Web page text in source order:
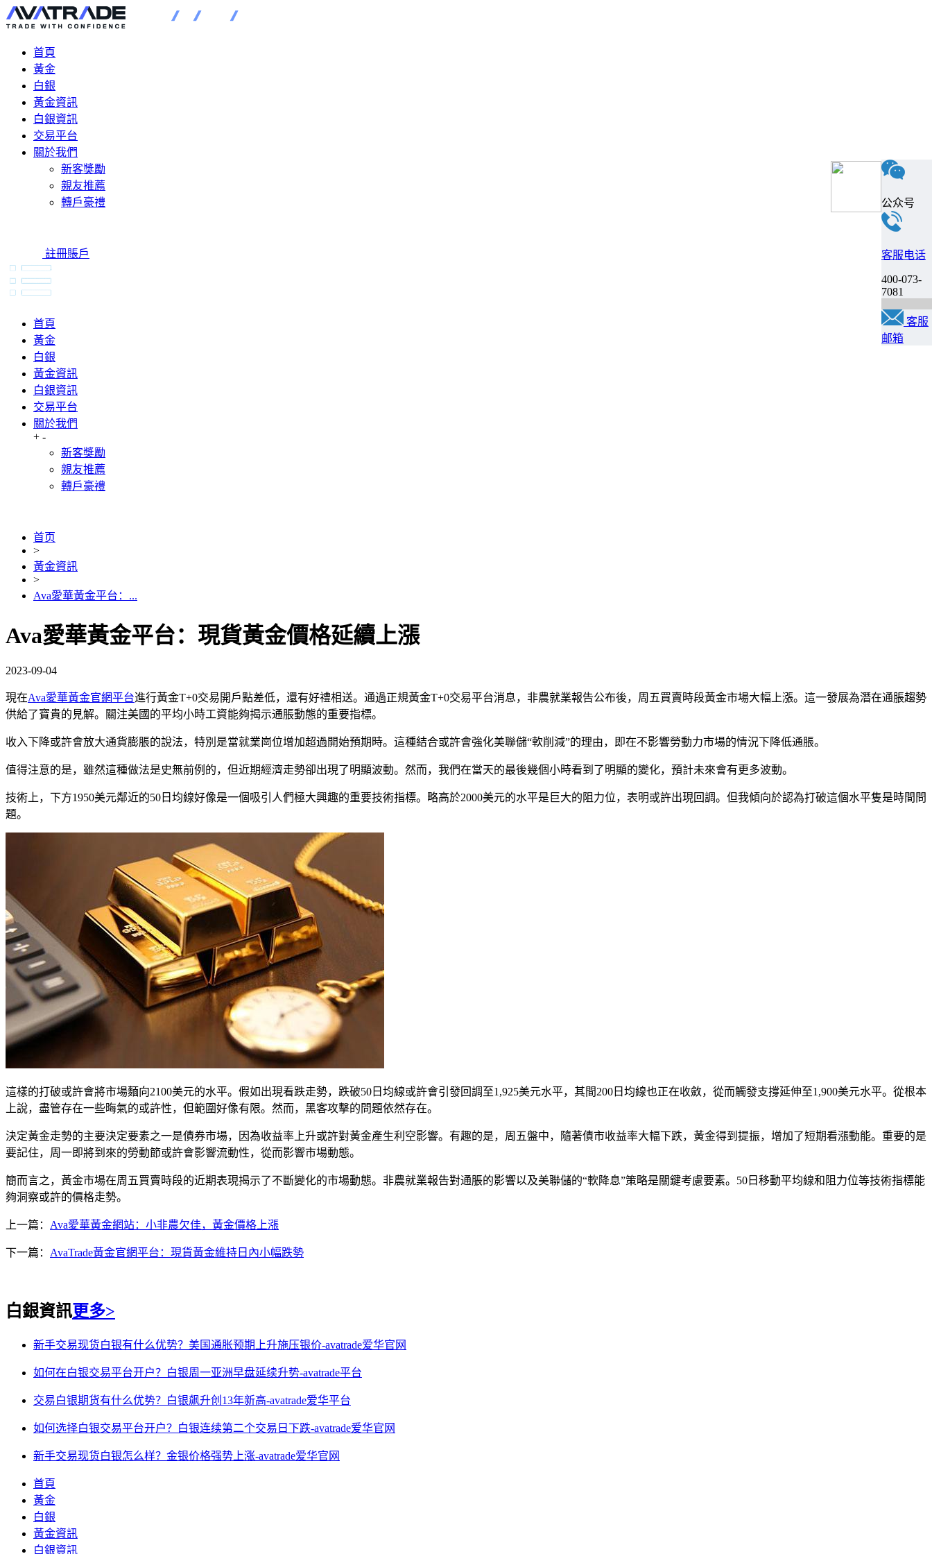
首頁
黃金
白銀
黃金資訊
白銀資訊
交易平台
關於我們
新客獎勵
親友推薦
轉戶豪禮
註冊賬戶
首頁
黃金
白銀
黃金資訊
白銀資訊
交易平台
關於我們
+ -
新客獎勵
親友推薦
轉戶豪禮
首页
>
黃金資訊
>
Ava愛華黃金平台：...
Ava愛華黃金平台：現貨黃金價格延續上漲
2023-09-04
現在Ava愛華黃金官網平台進行黃金T+0交易開戶點差低，還有好禮相送。通過正規黃金T+0交易平台消息，非農就業報告公布後，周五買賣時段黃金市場大幅上漲。這一發展為潛在通脹趨勢
供給了寶貴的見解。關注美國的平均小時工資能夠揭示通脹動態的重要指標。
收入下降或許會放大通貨膨脹的說法，特別是當就業崗位增加超過開始預期時。這種結合或許會強化美聯儲“軟削減”的理由，即在不影響勞動力市場的情況下降低通脹。
值得注意的是，雖然這種做法是史無前例的，但近期經濟走勢卻出現了明顯波動。然而，我們在當天的最後幾個小時看到了明顯的變化，預計未來會有更多波動。
技術上，下方1950美元鄰近的50日均線好像是一個吸引人們極大興趣的重要技術指標。略高於2000美元的水平是巨大的阻力位，表明或許出現回調。但我傾向於認為打破這個水平隻是時間問
題。
這樣的打破或許會將市場麵向2100美元的水平。假如出現看跌走勢，跌破50日均線或許會引發回調至1,925美元水平，其間200日均線也正在收斂，從而觸發支撐延伸至1,900美元水平。從根本
上說，盡管存在一些晦氣的或許性，但範圍好像有限。然而，黑客攻擊的問題依然存在。
決定黃金走勢的主要決定要素之一是債券市場，因為收益率上升或許對黃金產生利空影響。有趣的是，周五盤中，隨著債市收益率大幅下跌，黃金得到提振，增加了短期看漲動能。重要的是
要記住，周一即將到來的勞動節或許會影響流動性，從而影響市場動態。
簡而言之，黃金市場在周五買賣時段的近期表現揭示了不斷變化的市場動態。非農就業報告對通脹的影響以及美聯儲的“軟降息”策略是關鍵考慮要素。50日移動平均線和阻力位等技術指標能
夠洞察或許的價格走勢。
上一篇： Ava愛華黃金網站：小非農欠佳，黃金價格上漲
下一篇： AvaTrade黃金官網平台：現貨黃金維持日內小幅跌勢
白銀資訊更多>
新手交易现货白银有什么优势？美国通胀预期上升施压银价-avatrade爱华官网
如何在白银交易平台开户？白银周一亚洲早盘延续升势-avatrade平台
交易白银期货有什么优势？白银飙升创13年新高-avatrade爱华平台
如何选择白银交易平台开户？白银连续第二个交易日下跌-avatrade爱华官网
新手交易现货白银怎么样？金银价格强势上涨-avatrade爱华官网
首頁
黃金
白銀
黃金資訊
白銀資訊
公众号
客服电话
400-073-
7081
客服
邮箱